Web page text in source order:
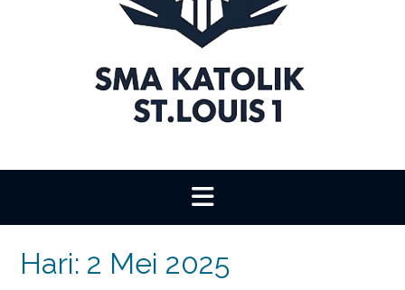
Hari: 2 Mei 2025